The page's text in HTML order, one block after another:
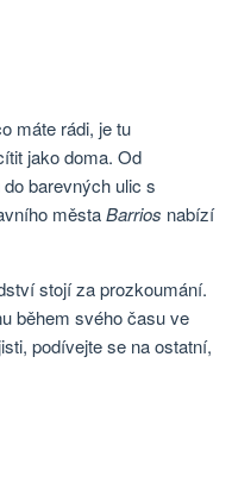
máte rádi, je tu
jako doma. Od
barevných ulic s
městaBarrios nabízí
stojí za prozkoumání.
během svého času ve
podívejte se na ostatní,